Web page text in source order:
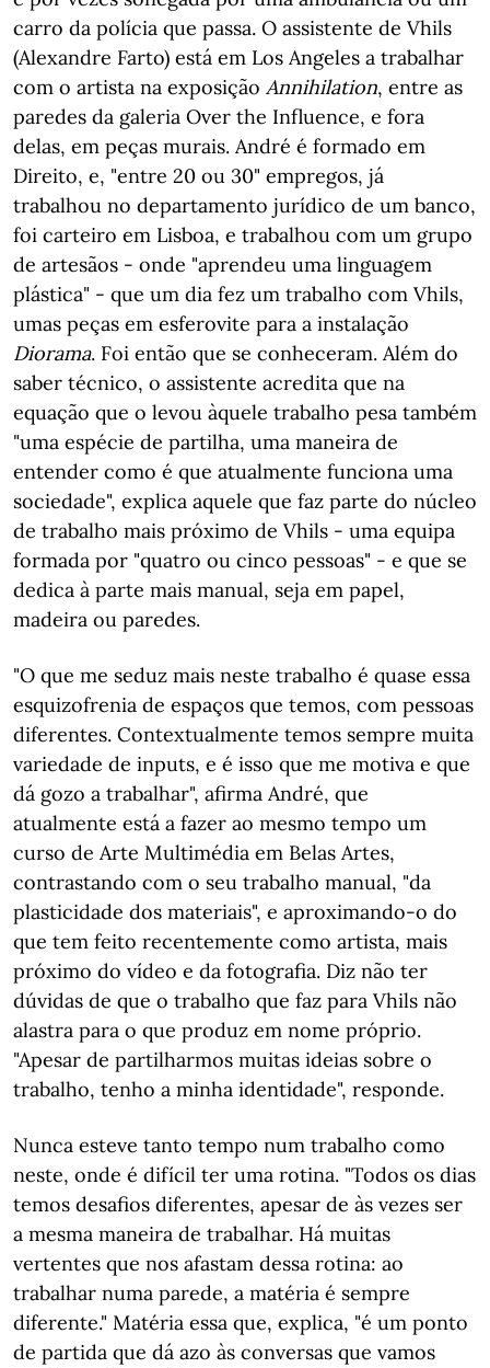
carro da polícia que passa. O assistente de Vhils
(Alexandre Farto) está em Los Angeles a trabalhar
com o artista na exposição Annihilation, entre as
paredes da galeria Over the Influence, e fora
delas, em peças murais. André é formado em
Direito, e, "entre 20 ou 30" empregos, já
trabalhou no departamento jurídico de um banco,
foi carteiro em Lisboa, e trabalhou com um grupo
de artesãos - onde "aprendeu uma linguagem
plástica" - que um dia fez um trabalho com Vhils,
umas peças em esferovite para a instalação
Diorama. Foi então que se conheceram. Além do
saber técnico, o assistente acredita que na
equação que o levou àquele trabalho pesa também
"uma espécie de partilha, uma maneira de
entender como é que atualmente funciona uma
sociedade", explica aquele que faz parte do núcleo
de trabalho mais próximo de Vhils - uma equipa
formada por "quatro ou cinco pessoas" - e que se
dedica à parte mais manual, seja em papel,
madeira ou paredes.
"O que me seduz mais neste trabalho é quase essa
esquizofrenia de espaços que temos, com pessoas
diferentes. Contextualmente temos sempre muita
variedade de inputs, e é isso que me motiva e que
dá gozo a trabalhar", afirma André, que
atualmente está a fazer ao mesmo tempo um
curso de Arte Multimédia em Belas Artes,
contrastando com o seu trabalho manual, "da
plasticidade dos materiais", e aproximando-o do
que tem feito recentemente como artista, mais
próximo do vídeo e da fotografia. Diz não ter
dúvidas de que o trabalho que faz para Vhils não
alastra para o que produz em nome próprio.
"Apesar de partilharmos muitas ideias sobre o
trabalho, tenho a minha identidade", responde.
Nunca esteve tanto tempo num trabalho como
neste, onde é difícil ter uma rotina. "Todos os dias
temos desafios diferentes, apesar de às vezes ser
a mesma maneira de trabalhar. Há muitas
vertentes que nos afastam dessa rotina: ao
trabalhar numa parede, a matéria é sempre
diferente." Matéria essa que, explica, "é um ponto
de partida que dá azo às conversas que vamos